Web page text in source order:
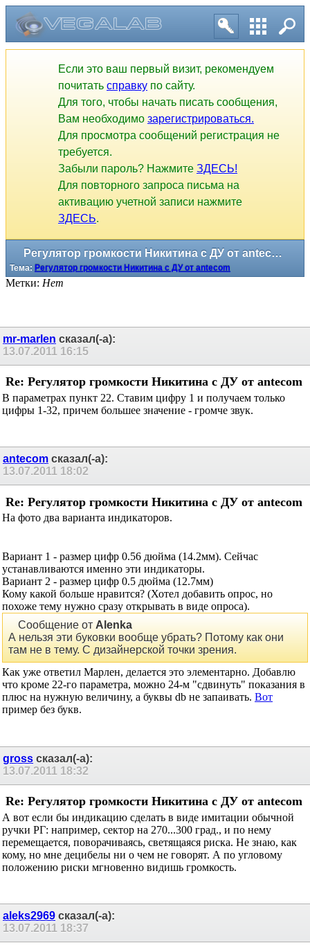
Если это ваш первый визит, рекомендуем
почитать справку по сайту.
Для того, чтобы начать писать сообщения,
Вам необходимо зарегистрироваться.
Для просмотра сообщений регистрация не
требуется.
Забыли пароль? Нажмите ЗДЕСЬ!
Для повторного запроса письма на
активацию учетной записи нажмите
ЗДЕСЬ.
Регулятор громкости Никитина с ДУ от antecom
Тема: Регулятор громкости Никитина с ДУ от antecom
Метки: Нет
mr-marlenсказал(-а):
13.07.2011
Re: Регулятор громкости Никитина с ДУ от
antecom
В параметрах пункт 22. Ставим цифру 1 и получаем только
antecomсказал(-а):
13.07.201118:02
Re: Регулятор громкости Никитина с ДУ от
Вариант 1 - размер цифр 0.56 дюйма (14.2мм). Сейчас
устанавливаются именно эти индикаторы.
Вариант 2 - размер цифр 0.5 дюйма (12.7мм)
Кому какой больше нравится? (Хотел добавить опрос, но
похоже тему нужно сразу открывать в виде опроса).
Сообщение от
Как уже ответил Марлен, делается это элементарно. Добавлю
что кроме 22-го параметра, можно 24-м "сдвинуть" показания в
плюс на нужную величину, а буквы db не запаивать.Вот
пример без букв.
grossсказал(-а):
13.07.201118:32
antecom
А вот если бы индикацию сделать в виде имитации обычной
ручки РГ: например, сектор на 270...300 град., и по нему